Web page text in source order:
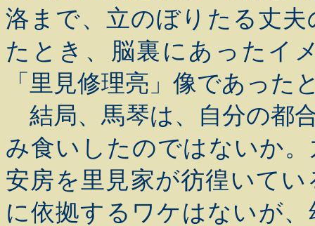
洛まで、立のぼりたる丈
たとき、脳裏にあったイ
「里見修理亮」像であった
結局、馬琴は、自分の都
み食いしたのではないか
安房を里見家が彷徨いて
に依拠するワケはないが